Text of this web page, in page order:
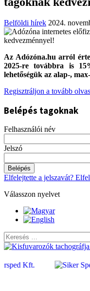
Belföldi hírek 2024.
Az Adózóna.hu arról
2025-re továbbra is
lehetőségük az alap-,
Regisztráljon a tovább
Belépés tagoknak
Felhasználói név
Jelszó
Belépés
Elfelejtette a jelszavát?
Válasszon nyelvet